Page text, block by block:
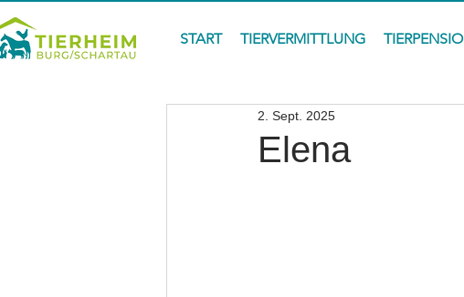
START TIERVERMITTLUNG
Elena
2. Sept. 2025